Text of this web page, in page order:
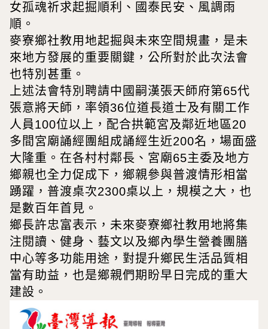
女孤魂祈求起掘順利、國泰民安、風調雨
順。
麥寮鄉社教用地起掘與未來空間規畫，是未
來地方發展的重要關鍵，公所對於此次法會
也特別甚重。
上述法會特別聘請中國嗣漢張天師府第65代
張意將天師，率領36位道長道士及有關工作
人員100位以上，配合拱範宮及鄰近地區20
多間宮廟誦經團組成誦經生近200名，場面盛
大隆重。在各村村鄰長、宮廟65主委及地方
鄉親也全力促成下，鄉親參與普渡情形相當
踴躍，普渡桌次2300桌以上，規模之大，也
是數百年首見。
鄉長許忠富表示，未來麥寮鄉社教用地將集
注閱讀、健身、藝文以及鄉內學生營養團膳
中心等多功能用途，對提升鄉民生活品質相
當有助益，也是鄉親們期盼早日完成的重大
建設。